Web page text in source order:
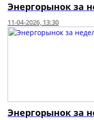
Энергорынок за
11-04-2026, 13:30
Энергорынок за